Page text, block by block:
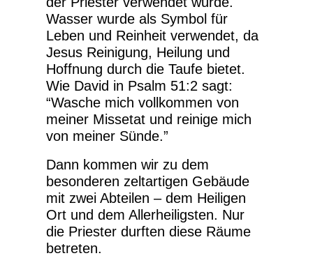
Wasser wurde als Symbol für
Leben und Reinheit verwendet, da
Jesus Reinigung, Heilung und
Hoffnung durch die Taufe bietet.
Wie David in Psalm 51:2 sagt:
“Wasche mich vollkommen von
meiner Missetat und reinige mich
von meiner Sünde.”
Dann kommen wir zu dem
besonderen zeltartigen Gebäude
mit zwei Abteilen – dem Heiligen
Ort und dem Allerheiligsten. Nur
die Priester durften diese Räume
betreten.